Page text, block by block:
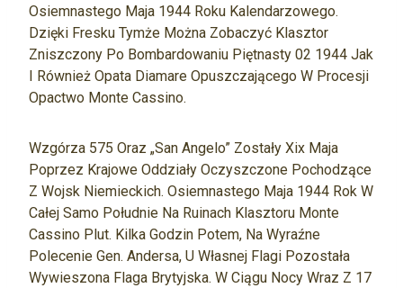
Osiemnastego Maja 1944 Roku Kalendarzowego.
Dzięki Fresku Tymże Można Zobaczyć Klasztor
Zniszczony Po Bombardowaniu Piętnasty 02 1944 Jak
I Również Opata Diamare Opuszczającego W Procesji
Opactwo Monte Cassino.
Wzgórza 575 Oraz „San Angelo” Zostały Xix Maja
Poprzez Krajowe Oddziały Oczyszczone Pochodzące
Z Wojsk Niemieckich. Osiemnastego Maja 1944 Rok W
Całej Samo Południe Na Ruinach Klasztoru Monte
Cassino Plut. Kilka Godzin Potem, Na Wyraźne
Polecenie Gen. Andersa, U Własnej Flagi Pozostała
Wywieszona Flaga Brytyjska. W Ciągu Nocy Wraz Z 17